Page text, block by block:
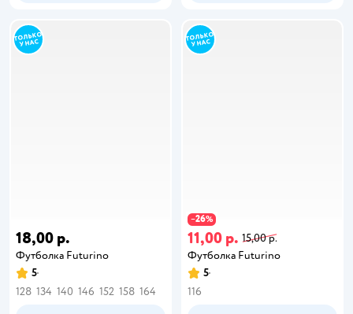
18,00 р.
Футболка Futurino
5
128 134 140 146 152 158 164
−26%
11,00 р. 15,00 р.
Футболка Futurino
5
116